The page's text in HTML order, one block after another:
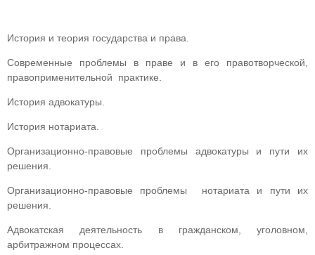
История и теория государства и права.
Современные проблемы в праве и в его правотворческой,
правоприменительной практике.
История адвокатуры.
История нотариата.
Организационно-правовые проблемы адвокатуры и пути их
решения.
Организационно-правовые проблемы нотариата и пути их
решения.
Адвокатская деятельность в гражданском, уголовном,
арбитражном процессах.